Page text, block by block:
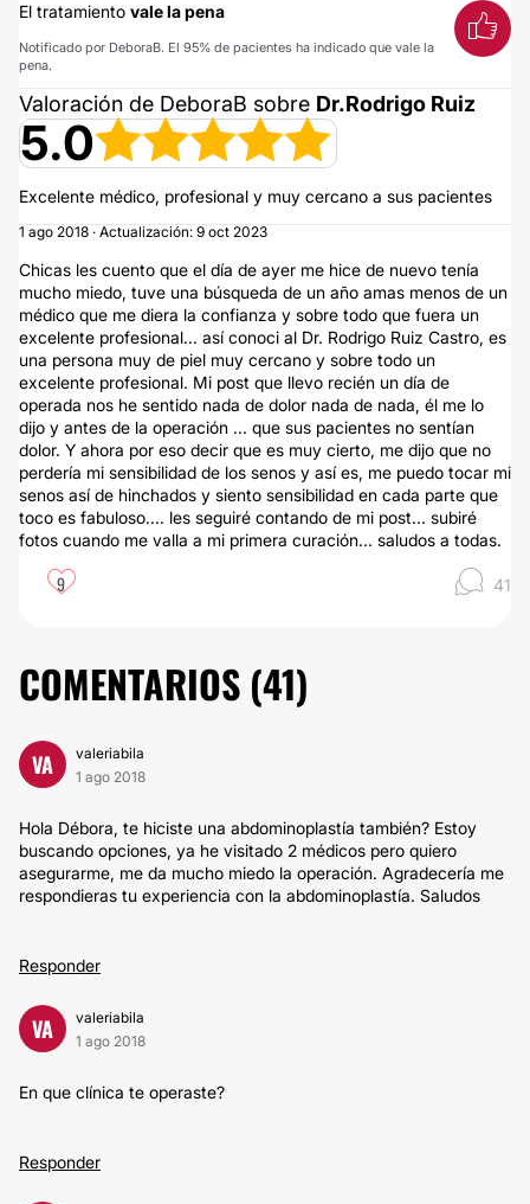
El tratamiento vale la pena
Notificado por DeboraB. El 95% de pacientes ha indicado que vale la
pena.
Valoración de DeboraB sobre Dr.Rodrigo Ruiz
5.0
Excelente médico, profesional y muy cercano a sus pacientes
1 ago 2018 · Actualización: 9 oct 2023
Chicas les cuento que el día de ayer me hice de nuevo tenía
mucho miedo, tuve una búsqueda de un año amas menos de un
médico que me diera la confianza y sobre todo que fuera un
excelente profesional... así conoci al Dr. Rodrigo Ruiz Castro, es
una persona muy de piel muy cercano y sobre todo un
excelente profesional. Mi post que llevo recién un día de
operada nos he sentido nada de dolor nada de nada, él me lo
dijo y antes de la operación ... que sus pacientes no sentían
dolor. Y ahora por eso decir que es muy cierto, me dijo que no
perdería mi sensibilidad de los senos y así es, me puedo tocar mi
senos así de hinchados y siento sensibilidad en cada parte que
toco es fabuloso.... les seguiré contando de mi post... subiré
fotos cuando me valla a mi primera curación... saludos a todas.
9 41
COMENTARIOS (41)
VA
valeriabila
1 ago 2018
Hola Débora, te hiciste una abdominoplastía también? Estoy
buscando opciones, ya he visitado 2 médicos pero quiero
asegurarme, me da mucho miedo la operación. Agradecería me
respondieras tu experiencia con la abdominoplastía. Saludos
Responder
VA
valeriabila
1 ago 2018
En que clínica te operaste?
Responder